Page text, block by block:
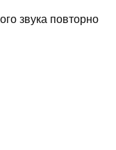
звука повторно